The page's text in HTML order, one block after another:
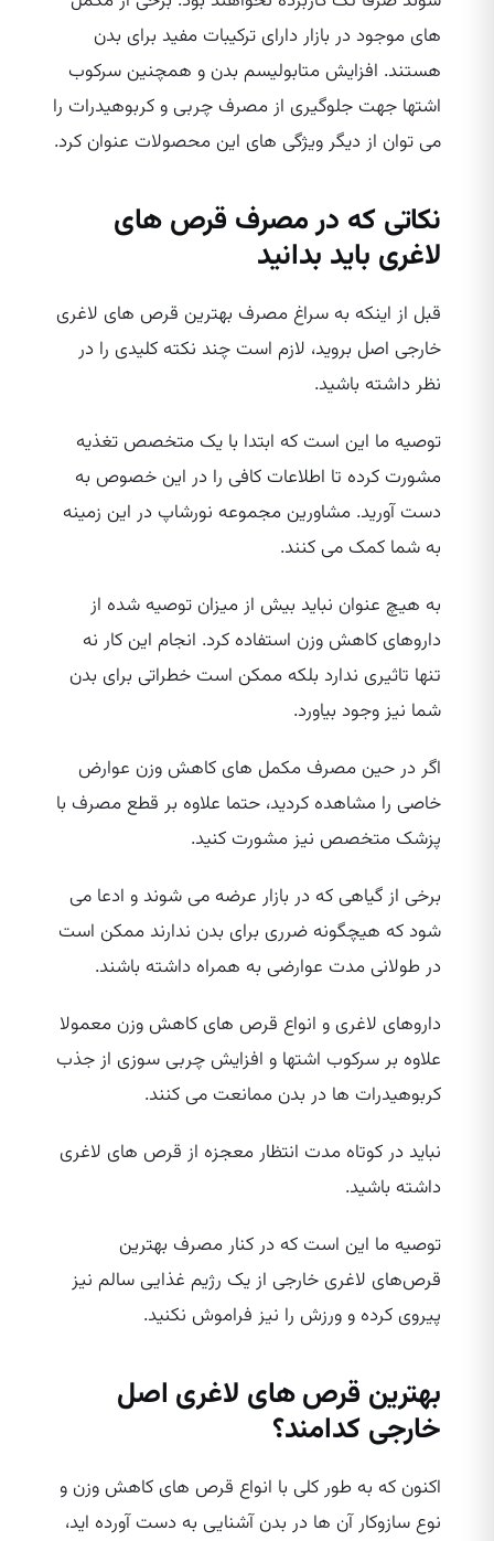
های موجود در بازار دارای ترکیبات مفید برای بدن
هستند. افزایش متابولیسم بدن و همچنین سرکوب
اشتها جهت جلوگیری از مصرف چربی و کربوهیدرات را
می‌ توان از دیگر ویژگی‌ های این محصولات عنوان کرد.
نکاتی که در مصرف قرص‌ های
لاغری باید بدانید
قبل از اینکه به سراغ مصرف بهترین قرص‌ های لاغری
خارجی اصل بروید، لازم است چند نکته کلیدی را در
نظر داشته باشید.
توصیه ما این است که ابتدا با یک متخصص تغذیه
مشورت کرده تا اطلاعات کافی را در این خصوص به
دست آورید. مشاورین مجموعه نورشاپ در این زمینه
به شما کمک می‌ کنند.
به هیچ عنوان نباید بیش از میزان توصیه شده از
داروهای کاهش وزن استفاده کرد. انجام این کار نه
تنها تاثیری ندارد بلکه ممکن است خطراتی برای بدن
شما نیز وجود بیاورد.
اگر در حین مصرف مکمل‌ های کاهش وزن عوارض
خاصی را مشاهده کردید، حتما علاوه بر قطع مصرف با
پزشک متخصص نیز مشورت کنید.
برخی از گیاهی که در بازار عرضه می‌ شوند و ادعا می‌
شود که هیچگونه ضرری برای بدن ندارند ممکن است
در طولانی مدت عوارضی به همراه داشته باشند.
داروهای لاغری و انواع قرص‌ های کاهش وزن معمولا
علاوه بر سرکوب اشتها و افزایش چربی سوزی از جذب
کربوهیدرات‌ ها در بدن ممانعت می‌ کنند.
نباید در کوتاه مدت انتظار معجزه از قرص‌ های لاغری
داشته باشید.
توصیه ما این است که در کنار مصرف بهترین
قرص‌های لاغری خارجی از یک رژیم غذایی سالم نیز
پیروی کرده و ورزش را نیز فراموش نکنید.
بهترین قرص‌ های لاغری اصل
خارجی کدامند؟
اکنون که به طور کلی با انواع قرص‌ های کاهش وزن و
نوع سازوکار آن ها در بدن آشنایی به دست آورده‌ اید،